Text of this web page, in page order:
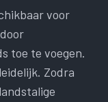
voor
toe te voegen.
Zodra